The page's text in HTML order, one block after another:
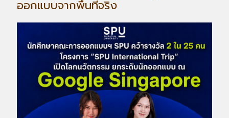
ออกแบบจากพื้นที่จริง